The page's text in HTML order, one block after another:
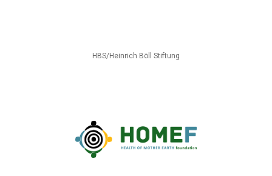
HBS/Heinrich Böll Stiftung